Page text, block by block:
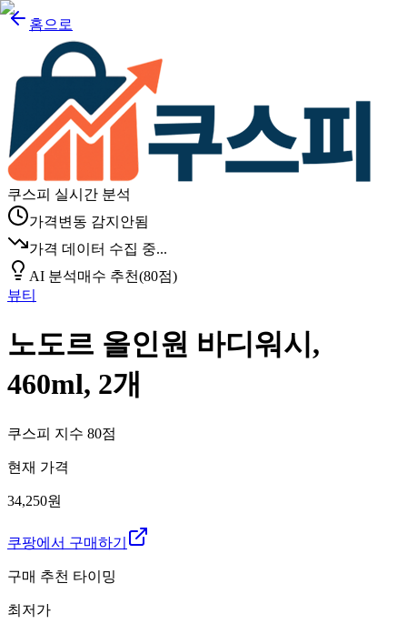
홈으로
쿠스피 실시간 분석
가격변동 감지안됨
가격 데이터 수집 중...
AI 분석매수 추천(80점)
뷰티
노도르 올인원 바디워시,
460ml, 2개
쿠스피 지수 80점
현재 가격
34,250원
쿠팡에서 구매하기
구매 추천 타이밍
최저가